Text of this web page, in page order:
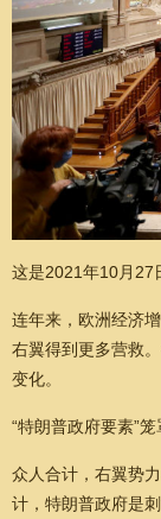
这是2021年10月27
连年来，欧洲经济
右翼得到更多营救
变化。
“特朗普政府要素”笼
众人合计，右翼势
计，特朗普政府是